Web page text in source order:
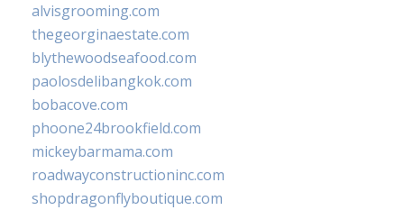
alvisgrooming.com
thegeorginaestate.com
blythewoodseafood.com
paolosdelibangkok.com
bobacove.com
phoone24brookfield.com
mickeybarmama.com
roadwayconstructioninc.com
shopdragonflyboutique.com